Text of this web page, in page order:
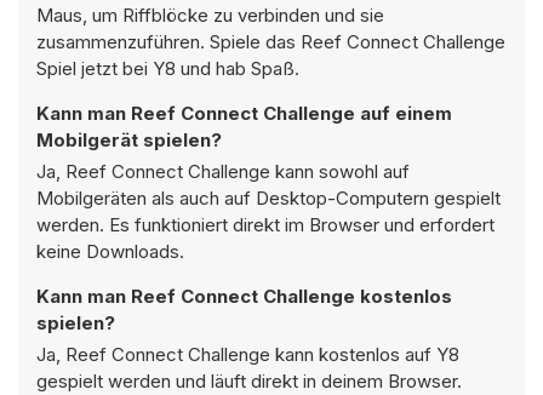
Maus, um Riffblöcke zu verbinden und sie
zusammenzuführen. Spiele das Reef Connect Challenge
Spiel jetzt bei Y8 und hab Spaß.
Kann man Reef Connect Challenge auf einem
Mobilgerät spielen?
Ja, Reef Connect Challenge kann sowohl auf
Mobilgeräten als auch auf Desktop-Computern gespielt
werden. Es funktioniert direkt im Browser und erfordert
keine Downloads.
Kann man Reef Connect Challenge kostenlos
spielen?
Ja, Reef Connect Challenge kann kostenlos auf Y8
gespielt werden und läuft direkt in deinem Browser.